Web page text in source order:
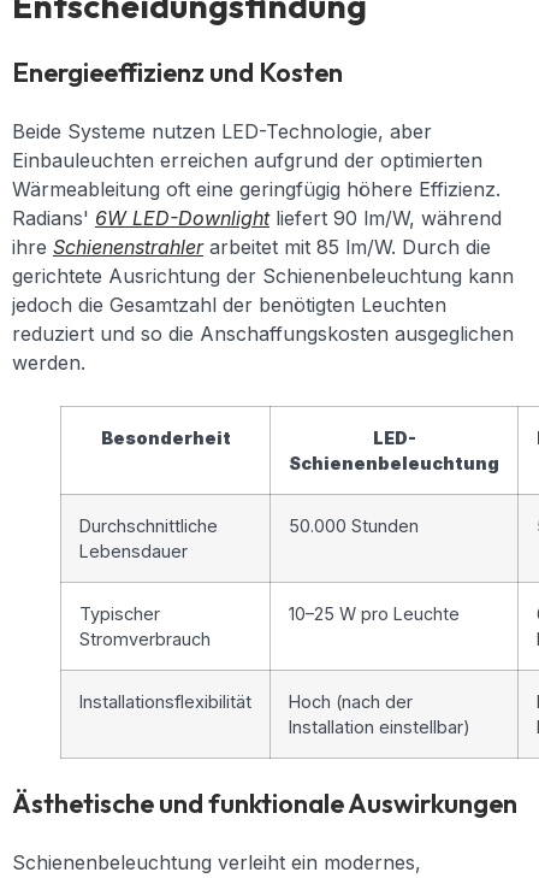
Energieeffizienz und Kosten
Beide Systeme nutzen LED-Technologie, aber
Einbauleuchten erreichen aufgrund der optimierten
Wärmeableitung oft eine geringfügig höhere Effizienz.
Radians' 6W LED-Downlightliefert 90 lm/W, während
ihre Schienenstrahlerarbeitet mit 85 lm/W. Durch die
gerichtete Ausrichtung der Schienenbeleuchtung kann
jedoch die Gesamtzahl der benötigten Leuchten
reduziert und so die Anschaffungskosten ausgeglichen
werden.
Besonderheit
LED-
Schienenbeleuchtung
Durchschnittliche
Lebensdauer
50.000 Stunden
Typischer
Stromverbrauch
10–25 W pro Leuchte
Installationsflexibilität
Hoch (nach der
Installation einstellbar)
Ästhetische und funktionale Auswirkungen
Schienenbeleuchtung verleiht ein modernes,